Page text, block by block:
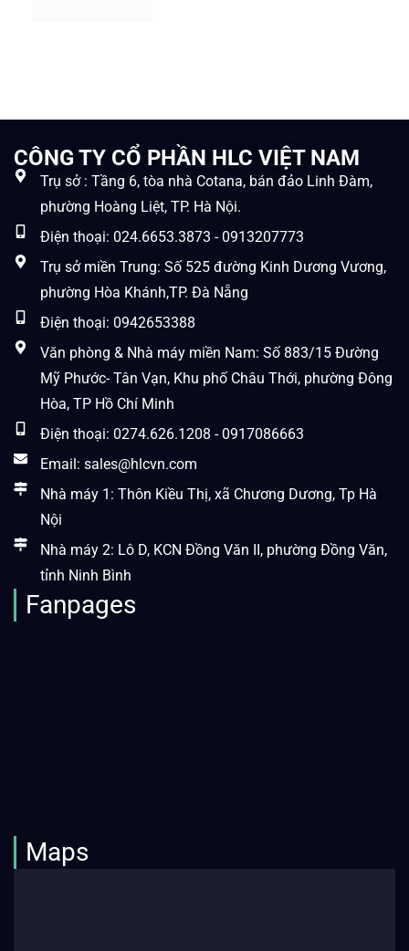
CÔNG TY CỔ PHẦN HLC VIỆT NAM
Trụ sở : Tầng 6, tòa nhà Cotana, bán đảo Linh Đàm,
phường Hoàng Liệt, TP. Hà Nội.
Điện thoại: 024.6653.3873 - 0913207773
Trụ sở miền Trung: Số 525 đường Kinh Dương Vương,
phường Hòa Khánh,TP. Đà Nẵng
Điện thoại: 0942653388
Văn phòng & Nhà máy miền Nam: Số 883/15 Đường
Mỹ Phước- Tân Vạn, Khu phố Châu Thới, phường Đông
Hòa, TP Hồ Chí Minh
Điện thoại: 0274.626.1208 - 0917086663
Email: sales@hlcvn.com
Nhà máy 1: Thôn Kiều Thị, xã Chương Dương, Tp Hà
Nội
Nhà máy 2: Lô D, KCN Đồng Văn II, phường Đồng Văn,
tỉnh Ninh Bình
Fanpages
Maps